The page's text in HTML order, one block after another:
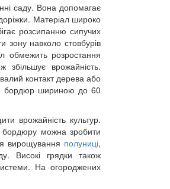
саду. Вона допомагає
Матеріал широко
розсипанню сипучих
навколо стовбурів
обмежить розростання
врожайність.
контакт дерева або
бордюр шириною до 60
врожайність культур.
бордюру можна зробити
вирощування полуниці,
Високі грядки також
На огороджених